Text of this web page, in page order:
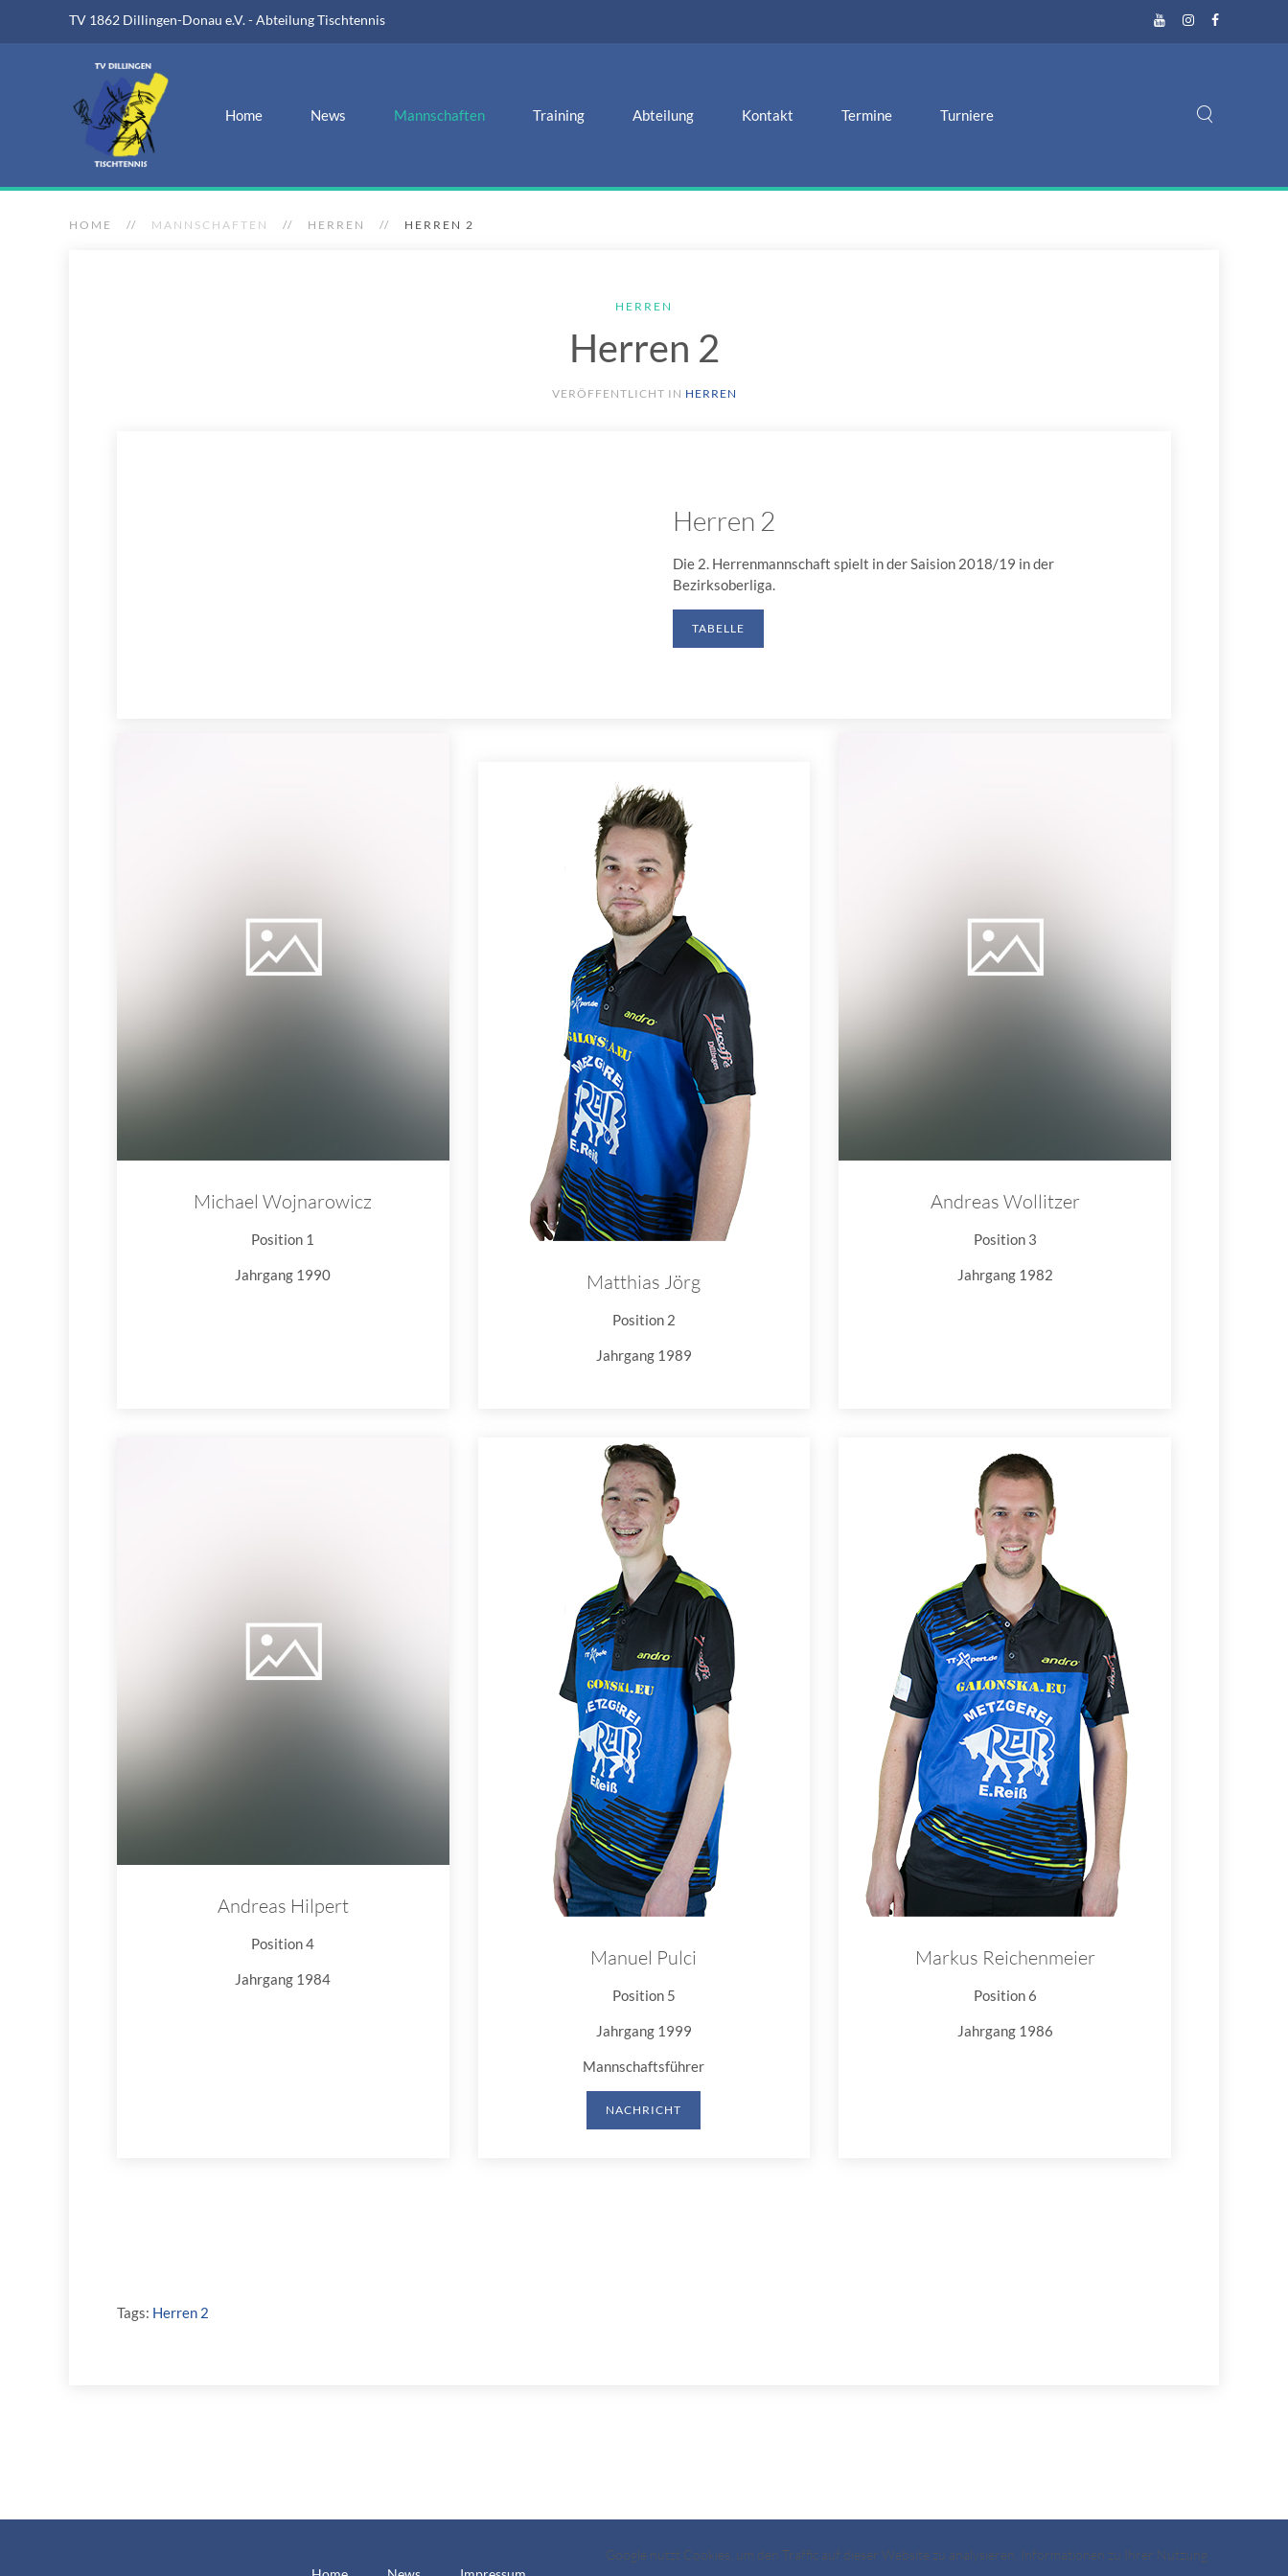
TV 1862 Dillingen-Donau e.V. - Abteilung Tischtennis
Home News Mannschaften Training Abteilung Kontakt Termine Turniere
HOME MANNSCHAFTEN HERREN HERREN 2
HERREN
Herren 2
VERÖFFENTLICHT IN HERREN
Herren 2
Die 2. Herrenmannschaft spielt in der Saision 2018/19 in der
Bezirksoberliga.
TABELLE
Michael Wojnarowicz
Position 1
Jahrgang 1990 Matthias Jörg
Position 2
Jahrgang 1989
Andreas Wollitzer
Position 3
Jahrgang 1982
Andreas Hilpert
Position 4
Jahrgang 1984
Manuel Pulci
Position 5
Jahrgang 1999
Mannschaftsführer
NACHRICHT
Markus Reichenmeier
Position 6
Jahrgang 1986
Tags: Herren 2
Google nutzt Cookies, um den Traffic auf dieser Website zu analysieren. Informationen zu Ihrer Nutzung